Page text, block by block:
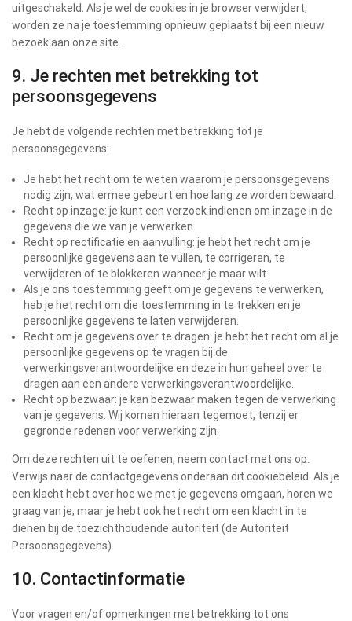
uitgeschakeld. Als je wel de cookies in je browser verwijdert,
worden ze na je toestemming opnieuw geplaatst bij een nieuw
bezoek aan onze site.
9. Je rechten met betrekking tot
persoonsgegevens
Je hebt de volgende rechten met betrekking tot je
persoonsgegevens:
Je hebt het recht om te weten waarom je persoonsgegevens
nodig zijn, wat ermee gebeurt en hoe lang ze worden bewaard.
Recht op inzage: je kunt een verzoek indienen om inzage in de
gegevens die we van je verwerken.
Recht op rectificatie en aanvulling: je hebt het recht om je
persoonlijke gegevens aan te vullen, te corrigeren, te
verwijderen of te blokkeren wanneer je maar wilt.
Als je ons toestemming geeft om je gegevens te verwerken,
heb je het recht om die toestemming in te trekken en je
persoonlijke gegevens te laten verwijderen.
Recht om je gegevens over te dragen: je hebt het recht om al je
persoonlijke gegevens op te vragen bij de
verwerkingsverantwoordelijke en deze in hun geheel over te
dragen aan een andere verwerkingsverantwoordelijke.
Recht op bezwaar: je kan bezwaar maken tegen de verwerking
van je gegevens. Wij komen hieraan tegemoet, tenzij er
gegronde redenen voor verwerking zijn.
Om deze rechten uit te oefenen, neem contact met ons op.
Verwijs naar de contactgegevens onderaan dit cookiebeleid. Als je
een klacht hebt over hoe we met je gegevens omgaan, horen we
graag van je, maar je hebt ook het recht om een klacht in te
dienen bij de toezichthoudende autoriteit (de Autoriteit
Persoonsgegevens).
10. Contactinformatie
Voor vragen en/of opmerkingen met betrekking tot ons